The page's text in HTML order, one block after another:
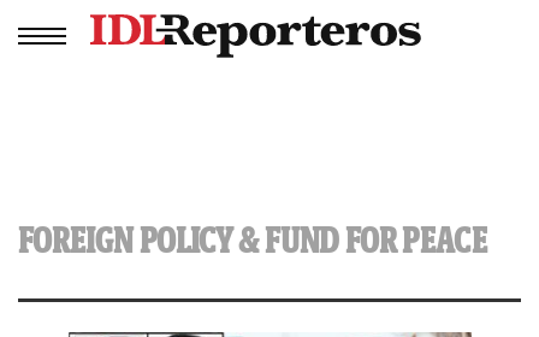
FOREIGN POLICY & FUND FOR PEACE